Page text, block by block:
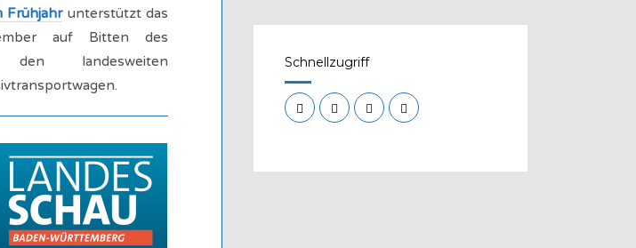
Frühjahrunterstützt das
auf Bitten des
den landesweiten
Schnellzugriff